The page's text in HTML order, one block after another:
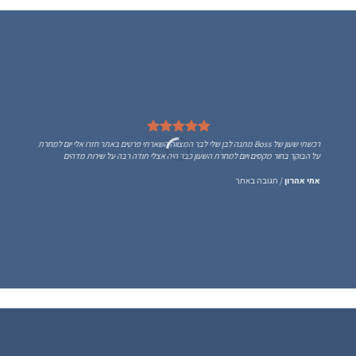
רכשתי שעון של Boss מתנה לבן שלי לבר המצווה השארתי פרטים באתר חזרו אלי יום למחרת
על הבוקר בחור מקסים ויום למחרת השעון כבר היה אצלי תודה רבה על שירות מדהים
אתי אהרון/ תגובה באתר